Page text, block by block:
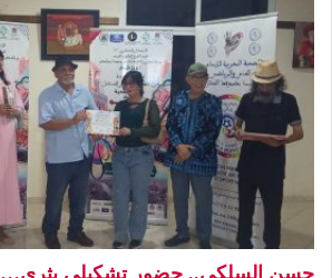
حسن السلكي.. حضور تشكيلي يثري…